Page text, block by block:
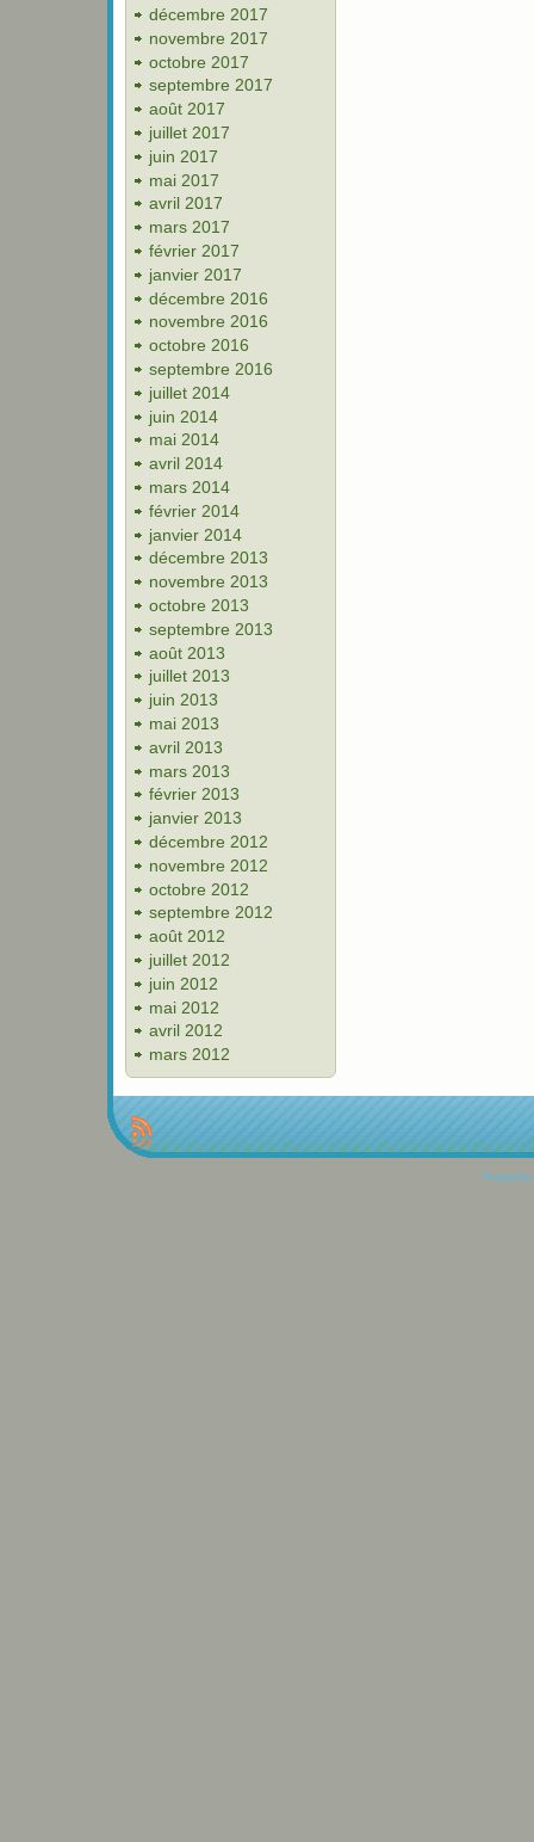
décembre 2017
novembre 2017
octobre 2017
septembre 2017
août 2017
juillet 2017
juin 2017
mai 2017
avril 2017
mars 2017
février 2017
janvier 2017
décembre 2016
novembre 2016
octobre 2016
septembre 2016
juillet 2014
juin 2014
mai 2014
avril 2014
mars 2014
février 2014
janvier 2014
décembre 2013
novembre 2013
octobre 2013
septembre 2013
août 2013
juillet 2013
juin 2013
mai 2013
avril 2013
mars 2013
février 2013
janvier 2013
décembre 2012
novembre 2012
octobre 2012
septembre 2012
août 2012
juillet 2012
juin 2012
mai 2012
avril 2012
mars 2012